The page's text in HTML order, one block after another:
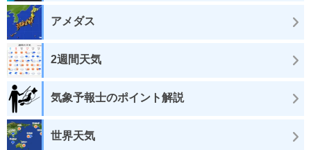
アメダス
2週間天気
気象予報士のポイント解説
世界天気